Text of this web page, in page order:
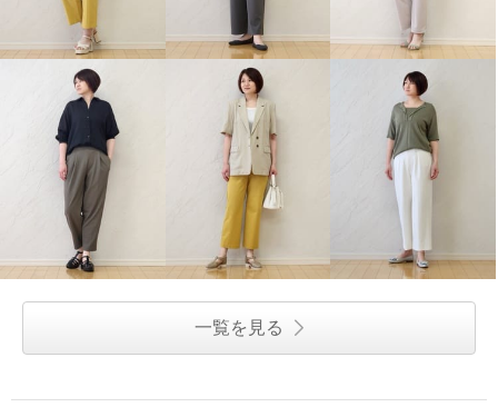
一覧を見る